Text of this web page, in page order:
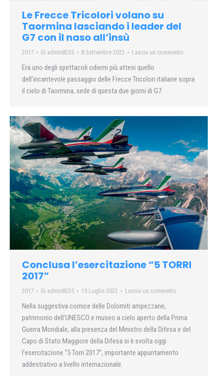
Le Frecce Tricolori volano su
Taormina lasciando i leader del
G7 con il naso all’insù
2017 Di admin8235 8 Settembre 2022 Lascia un commento
Era uno degli spettacoli odierni più attesi quello
dell’incantevole passaggio delle Frecce Tricolori italiane sopra
il cielo di Taormina, sede di questa due giorni di G7.
Conclusa l’esercitazione “5 TORRI
2017”
2017 Di admin8235 15 Luglio 2022 Lascia un commento
Nella suggestiva cornice delle Dolomiti ampezzane,
patrimonio dell’UNESCO e museo a cielo aperto della Prima
Guerra Mondiale, alla presenza del Ministro della Difesa e del
Capo di Stato Maggiore della Difesa si è svolta oggi
l’esercitazione “5 Torri 2017”, importante appuntamento
addestrativo a livello internazionale.